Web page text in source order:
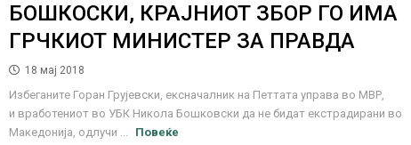
БОШКОСКИ, КРАЈНИОТ ЗБОР ГО ИМА
ГРЧКИОТ МИНИСТЕР ЗА ПРАВДА
18 мај 2018
Избеганите Горан Грујевски, ексначалник на Петтата управа во МВР,
и вработениот во УБК Никола Бошковски да не бидат екстрадирани во
Македонија, одлучи ...
Повеќе